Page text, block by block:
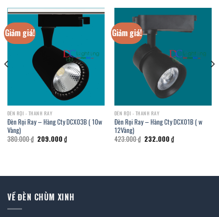
Giảm giá!
ĐÈN RỌI - THANH RAY
Đèn Rọi Ray – Hàng Cty DCX03B ( 10w
Vàng)
380.000₫ Giá
gốc
209.000 ₫Giá
hiện
Giảm giá!
ĐÈN RỌI - THANH RAY
Đèn Rọi Ray – Hàng Cty DCX01B ( w
12Vàng)
423.000₫ Giá
gốc
232.000 ₫Giá
hiện
VỀ ĐÈN CHÙM XINH